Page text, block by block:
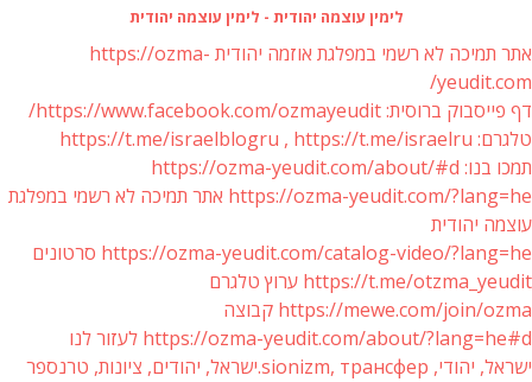
לימין עוצמה יהודית - לימין עוצמה יהודית
אתר תמיכה לא רשמי במפלגת אוזמה יהודית https://ozma-
yeudit.com/
דף פייסבוק ברוסית: https://www.facebook.com/ozmayeudit/
טלגרם: https://t.me/israelblogru , https://t.me/israelru
תמכו בנו: https://ozma-yeudit.com/about/#d
https://ozma-yeudit.com/?lang=he אתר תמיכה לא רשמי במפלגת
עוצמה יהודית
https://ozma-yeudit.com/catalog-video/?lang=he סרטונים
https://t.me/otzma_yeudit ערוץ טלגרם
https://mewe.com/join/ozma קבוצה
https://ozma-yeudit.com/about/?lang=he#d לעזור לנו
ישראל, יהודי, sionizm, трансфер.ישראל, יהודים, ציונות, טרנספר